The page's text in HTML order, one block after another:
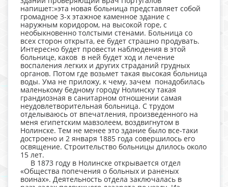
напишет:»эта новая больница представляет собой
громадное 3-х этажное каменное здание с
наружным коридором, на высокой горе, с
необыкновенно толстыми стенами. Больница со
всех сторон открыта, ее будет страшно продувать.
Интересно будет провести наблюдения в этой
больнице, каков в ней будет ход и лечение
воспаления легких и других страданий грудных
органов. Потом где возьмет такая высокая больница
воды. Ума не приложу, к чему, зачем понадобилась
маленькому бедному городу Нолинску такая
грандиозная в санитарном отношении самая
неудовлетворительная больница. С трудом
отделываюсь от впечатления, произведенного на
меня египетским мавзолеем, воздвигнутом в
Нолинске. Тем не менее это здание было все-таки
достроено и 2 января 1885 года совершилось его
освящение. Строительство больницы длилось около
15 лет.
В 1873 году в Нолинске открывается отдел
«Общества попечения о больных и раненых
воинах». Деятельность отдела заключалась в